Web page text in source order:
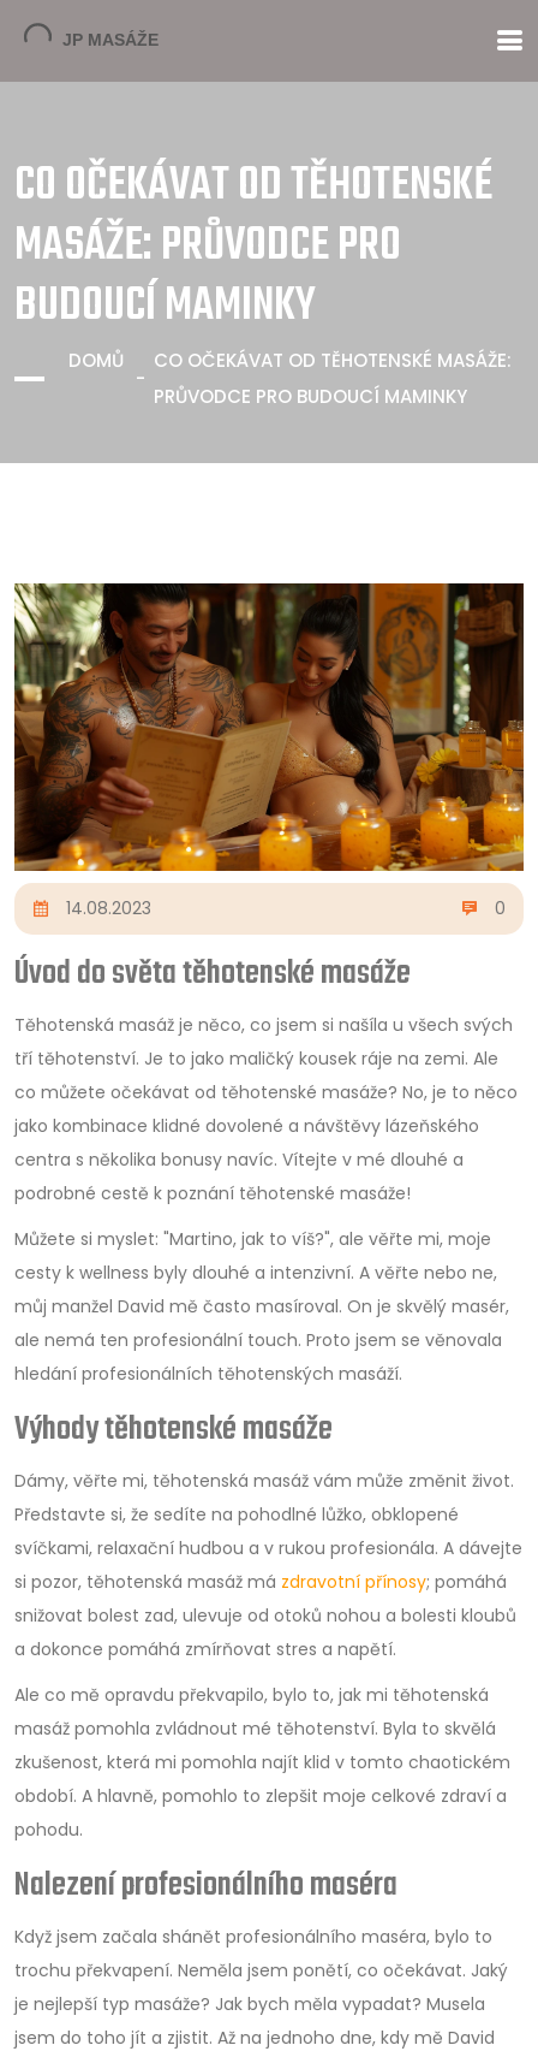
CO OČEKÁVAT OD TĚHOTENSKÉ
MASÁŽE: PRŮVODCE PRO
BUDOUCÍ MAMINKY
DOMŮ
CO OČEKÁVAT OD TĚHOTENSKÉ MASÁŽE:
PRŮVODCE PRO BUDOUCÍ MAMINKY
14.08.2023 0
Úvod do světa těhotenské masáže
Těhotenská masáž je něco, co jsem si našíla u všech svých
tří těhotenství. Je to jako maličký kousek ráje na zemi. Ale
co můžete očekávat od těhotenské masáže? No, je to něco
jako kombinace klidné dovolené a návštěvy lázeňského
centra s několika bonusy navíc. Vítejte v mé dlouhé a
podrobné cestě k poznání těhotenské masáže!
Můžete si myslet: "Martino, jak to víš?", ale věřte mi, moje
cesty k wellness byly dlouhé a intenzivní. A věřte nebo ne,
můj manžel David mě často masíroval. On je skvělý masér,
ale nemá ten profesionální touch. Proto jsem se věnovala
hledání profesionálních těhotenských masáží.
Výhody těhotenské masáže
Dámy, věřte mi, těhotenská masáž vám může změnit život.
Představte si, že sedíte na pohodlné lůžko, obklopené
svíčkami, relaxační hudbou a v rukou profesionála. A dávejte
si pozor, těhotenská masáž má zdravotní přínosy; pomáhá
snižovat bolest zad, ulevuje od otoků nohou a bolesti kloubů
a dokonce pomáhá zmírňovat stres a napětí.
Ale co mě opravdu překvapilo, bylo to, jak mi těhotenská
masáž pomohla zvládnout mé těhotenství. Byla to skvělá
zkušenost, která mi pomohla najít klid v tomto chaotickém
období. A hlavně, pomohlo to zlepšit moje celkové zdraví a
pohodu.
Nalezení profesionálního maséra
Když jsem začala shánět profesionálního maséra, bylo to
trochu překvapení. Neměla jsem ponětí, co očekávat. Jaký
je nejlepší typ masáže? Jak bych měla vypadat? Musela
jsem do toho jít a zjistit. Až na jednoho dne, kdy mě David